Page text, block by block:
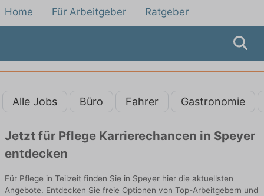
Home Für Arbeitgeber Ratgeber
Alle Jobs Büro Fahrer Gastronomie
Jetzt für Pflege Karrierechancen in Speyer
entdecken
Für Pflege in Teilzeit finden Sie in Speyer hier die aktuellsten
Angebote. Entdecken Sie freie Optionen von Top-Arbeitgebern und